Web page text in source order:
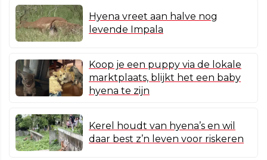
Hyena vreet aan halve nog
levende Impala
Koop je een puppy via de lokale
marktplaats, blijkt het een baby
hyena te zijn
Kerel houdt van hyena’s en wil
daar best z’n leven voor riskeren